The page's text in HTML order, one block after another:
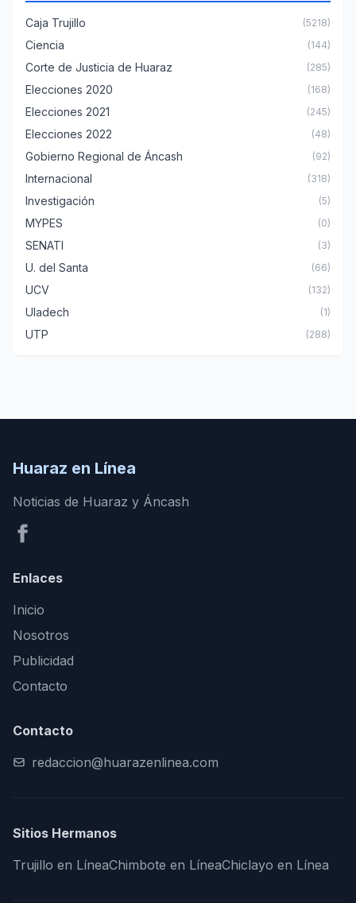
Caja Trujillo (5218)
Ciencia (144)
Corte de Justicia de Huaraz (285)
Elecciones 2020 (168)
Elecciones 2021 (245)
Elecciones 2022 (48)
Gobierno Regional de Áncash (92)
Internacional (318)
Investigación (5)
MYPES (0)
SENATI (3)
U. del Santa (66)
UCV (132)
Uladech (1)
UTP (288)
Huaraz en Línea
Noticias de Huaraz y Áncash
Enlaces
Inicio
Nosotros
Publicidad
Contacto
Contacto
redaccion@huarazenlinea.com
Sitios Hermanos
Trujillo en LíneaChimbote en LíneaChiclayo en Línea